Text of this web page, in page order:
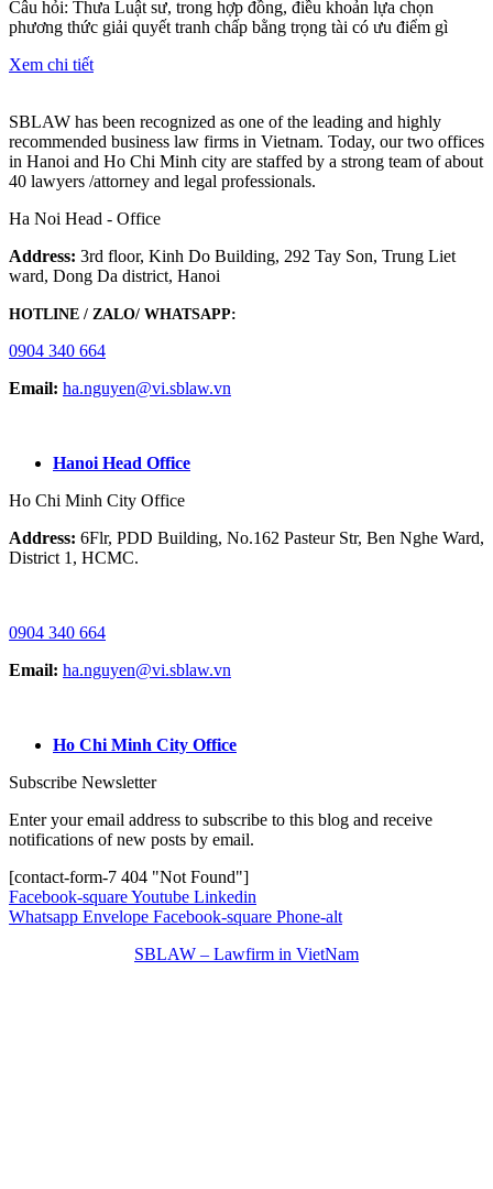
Câu hỏi: Thưa Luật sư, trong hợp đồng, điều khoản lựa chọn
phương thức giải quyết tranh chấp bằng trọng tài có ưu điểm gì
Xem chi tiết
SBLAW has been recognized as one of the leading and highly
recommended business law firms in Vietnam. Today, our two offices
in Hanoi and Ho Chi Minh city are staffed by a strong team of about
40 lawyers /attorney and legal professionals.
Ha Noi Head - Office
Address: 3rd floor, Kinh Do Building, 292 Tay Son, Trung Liet
ward, Dong Da district, Hanoi
HOTLINE / ZALO/ WHATSAPP:
0904 340 664
Email: ha.nguyen@vi.sblaw.vn
Hanoi Head Office
Ho Chi Minh City Office
Address: 6Flr, PDD Building, No.162 Pasteur Str, Ben Nghe Ward,
District 1, HCMC.
0904 340 664
Email: ha.nguyen@vi.sblaw.vn
Ho Chi Minh City Office
Subscribe Newsletter
Enter your email address to subscribe to this blog and receive
notifications of new posts by email.
[contact-form-7 404 "Not Found"]
Facebook-squareYoutube Linkedin
Whatsapp Envelope Facebook-square Phone-alt
SBLAW – Lawfirm in VietNam